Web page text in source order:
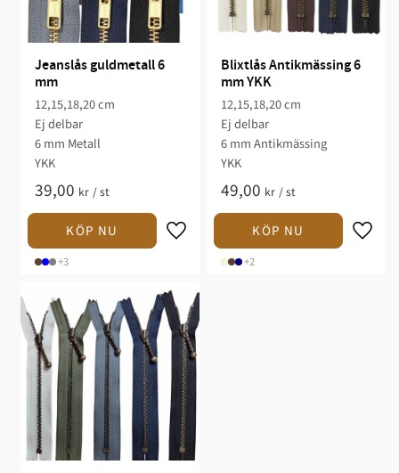
Jeanslås guldmetall 6
mm
12,15,18,20 cm
Ej delbar
6 mm Metall
YKK
39,00 kr /st
+3
Blixtlås Antikmässing 6
mm YKK
12,15,18,20 cm
Ej delbar
6 mm Antikmässing
YKK
49,00 kr /st
+2